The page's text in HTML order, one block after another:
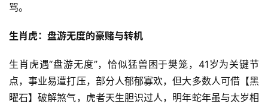
骂。
生肖虎：盘游无度的豪赌与转机
生肖虎遇“盘游无度”，恰似猛兽困于樊笼，41岁为关键节
点，事业易遭打压，部分人郁郁寡欢，但大多数人可借【黑
曜石】破解煞气，虎者天生胆识过人，明年蛇年虽与太岁相